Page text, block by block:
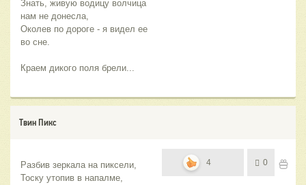
Знать, живую водицу волчица
нам не донесла,
Околев по дороге - я видел ее
во сне.
Краем дикого поля брели...
Твин Пикс
Разбив зеркала на пиксели,
Тоску утопив в напалме,
4 0